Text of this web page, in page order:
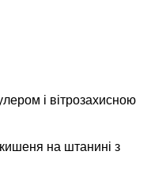
і вітрозахисною
на штанині з